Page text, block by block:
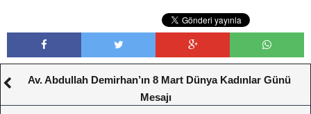
Av. Abdullah Demirhan’ın 8 Mart Dünya Kadınlar Günü
Mesajı